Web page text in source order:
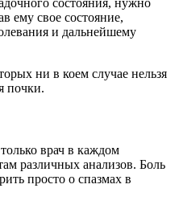
ему свое состояние,
и дальнейшему
ни в коем случае нельзя
почки.
врач в каждом
различных анализов. Боль
просто о спазмах в